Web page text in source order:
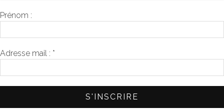
Prénom :
Adresse mail : *